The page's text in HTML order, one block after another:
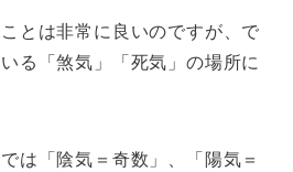
とは非常に良いのですが、で
る「煞気」「死気」の場所に
は「陰気＝奇数」、「陽気＝